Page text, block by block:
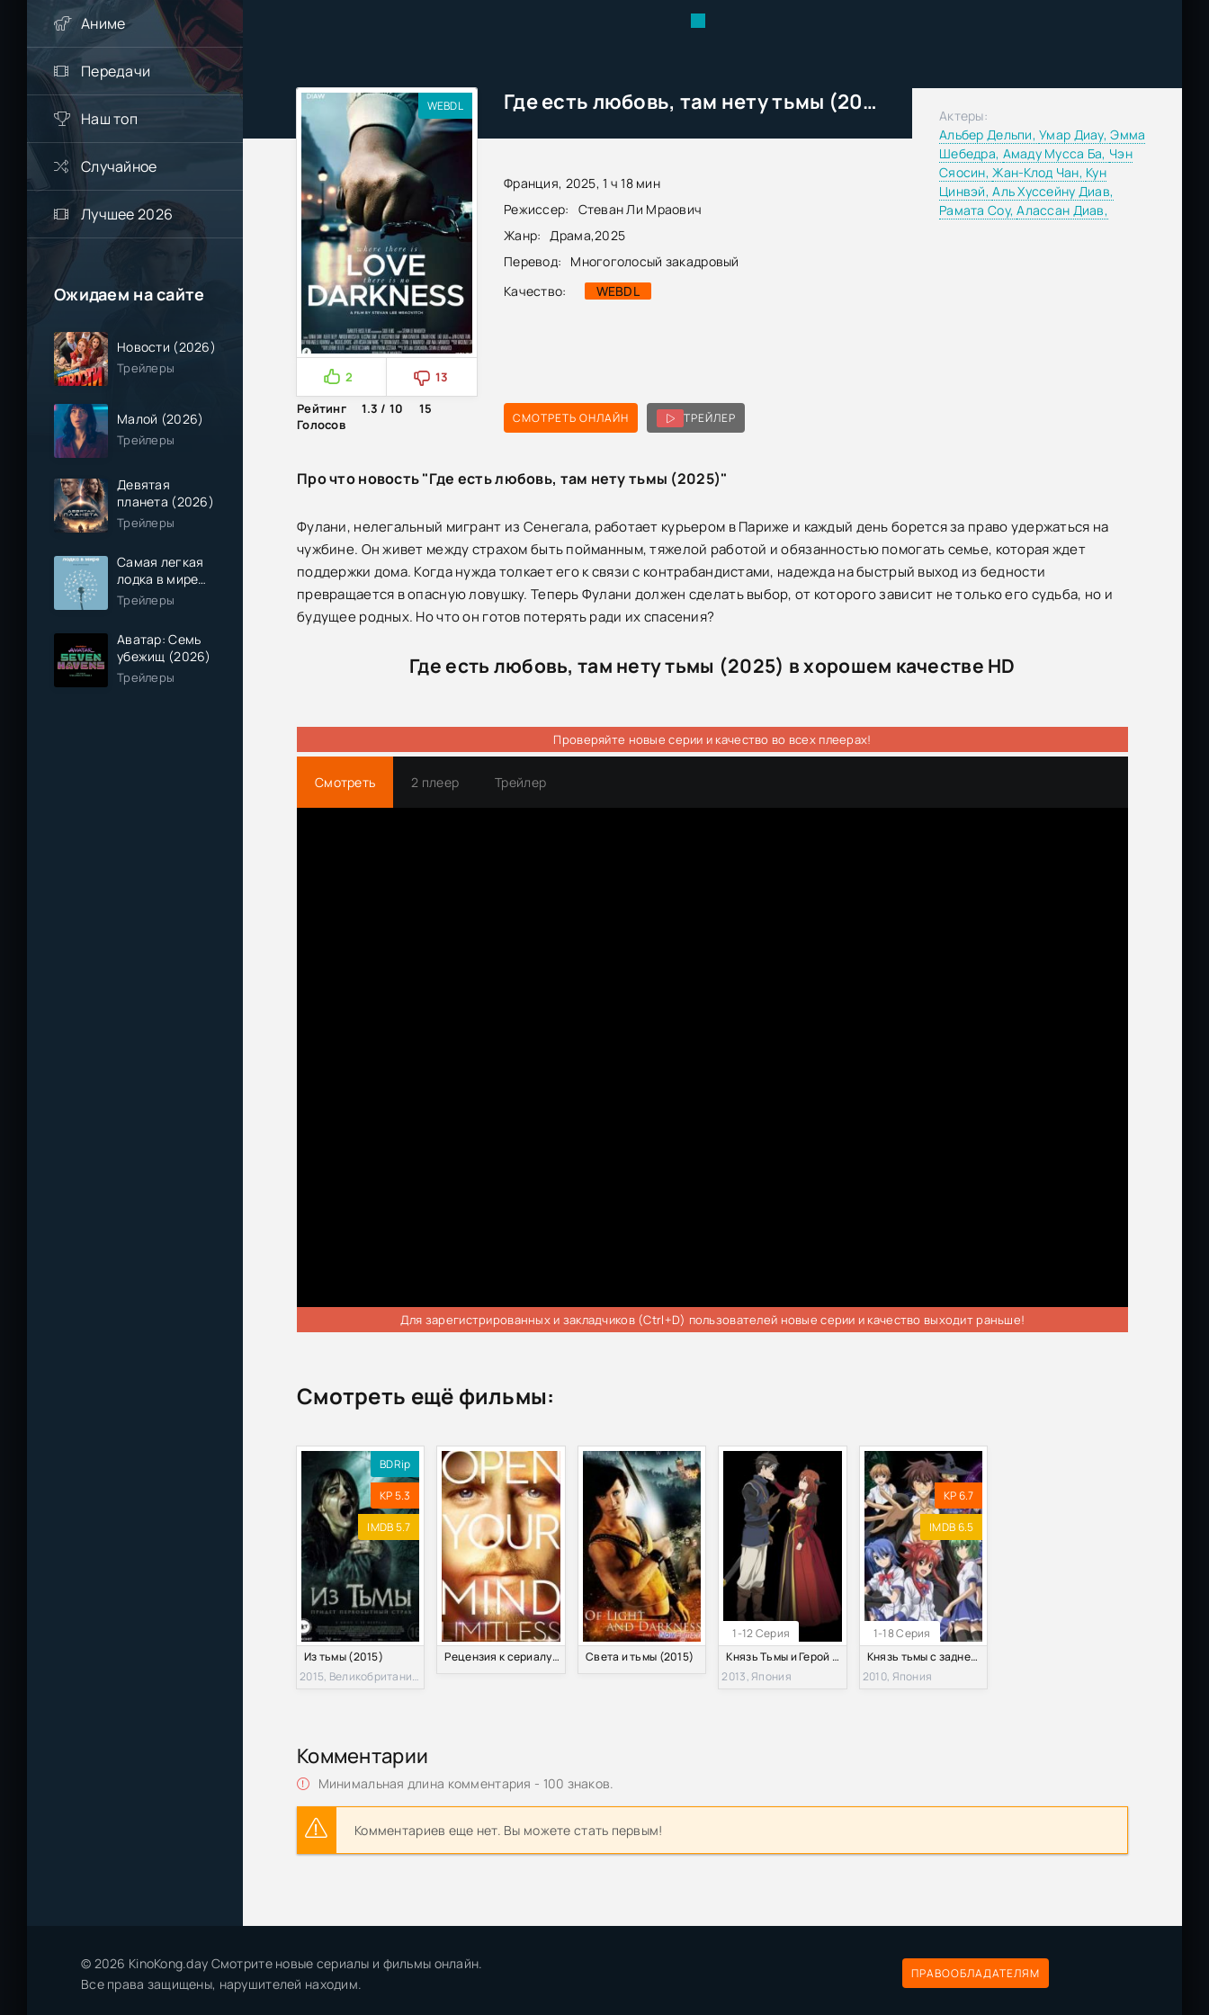
Аниме
Передачи
Наш топ
Случайное
Лучшее 2026
Ожидаем на сайте
Новости (2026)
Трейлеры
Малой (2026)
Трейлеры
Девятая
планета (2026)
Трейлеры
Самая легкая
лодка в мире
(2026)
Трейлеры
Аватар: Семь
убежищ (2026)
Трейлеры
Где есть любовь, там нету тьмы (2025)
Франция, 2025, 1 ч 18 мин
Режиссер:
Стеван Ли Мраович
Жанр:
Драма,2025
Перевод:
Многоголосый закадровый
Качество:
WEBDL
WEBDL
2
13
Рейтинг
1.3 / 10
15
Голосов
СМОТРЕТЬ ОНЛАЙН ТРЕЙЛЕР
Актеры:
Альбер Дельпи,Умар Диау,Эмма
Шебедра, Амаду Мусса Ба, Чэн
Сяосин,Жан-Клод Чан, Кун
Цинвэй,Аль Хуссейну Диав,
Рамата Соу,Алассан Диав,
Про что новость "Где есть любовь, там нету тьмы (2025)"
Фулани, нелегальный мигрант из Сенегала, работает курьером в Париже и каждый день борется за право удержаться на
чужбине. Он живет между страхом быть пойманным, тяжелой работой и обязанностью помогать семье, которая ждет
поддержки дома. Когда нужда толкает его к связи с контрабандистами, надежда на быстрый выход из бедности
превращается в опасную ловушку. Теперь Фулани должен сделать выбор, от которого зависит не только его судьба, но и
будущее родных. Но что он готов потерять ради их спасения?
Где есть любовь, там нету тьмы (2025) в хорошем качестве HD
Проверяйте новые серии и качество во всех плеерах!
Смотреть 2 плеер Трейлер
Для зарегистрированных и закладчиков (Ctrl+D) пользователей новые серии и качество выходит раньше!
Смотреть ещё фильмы:
BDRip
KP 5.3
IMDB 5.7
Из тьмы (2015)
2015, Великобритания, США, Ирландия
Рецензия к сериалу "Области тьмы" Света и тьмы (2015)
1-12 Серия
Князь Тьмы и Герой (2013)
2013, Япония
1-18 Серия
KP 6.7
IMDB 6.5
Князь тьмы с задней парты (2010)
2010, Япония
Комментарии
Минимальная длина комментария - 100 знаков.
Комментариев еще нет. Вы можете стать первым!
© 2026 KinoKong.day Смотрите новые сериалы и фильмы онлайн.
Все права защищены, нарушителей находим.
ПРАВООБЛАДАТЕЛЯМ